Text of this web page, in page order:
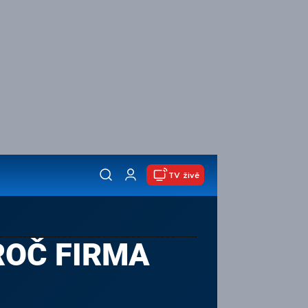
TV živě
FIRMA